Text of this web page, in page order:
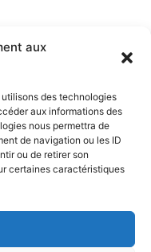
aux
des technologies
aux informations des
nous permettra de
de navigation ou les ID
ou de retirer son
certaines caractéristiques